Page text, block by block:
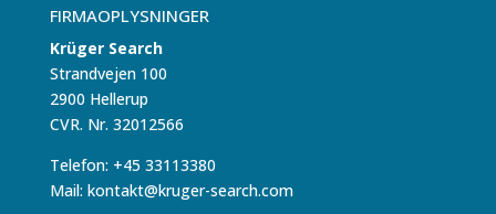
FIRMAOPLYSNINGER
Krüger Search
Strandvejen 100
2900 Hellerup
CVR. Nr. 32012566
Telefon: +45 33113380
Mail: kontakt@kruger-search.com